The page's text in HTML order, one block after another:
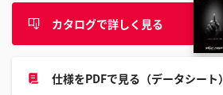
カタログで詳しく見る
仕様をPDFで見る（データシート）